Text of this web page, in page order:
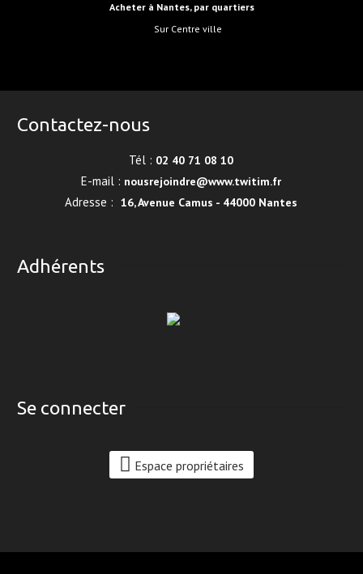
Acheter à Nantes, par quartiers
sur Centre ville
Contactez-nous
Tél : 02 40 71 08 10
E-mail : nousrejoindre@www.twitim.fr
Adresse : 16, Avenue Camus - 44000 Nantes
Adhérents
Se connecter
Espace propriétaires